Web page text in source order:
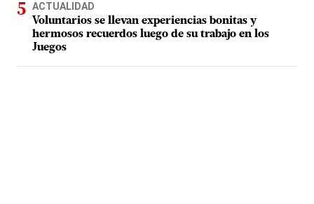
ACTUALIDAD
Voluntarios se llevan experiencias bonitas y
hermosos recuerdos luego de su trabajo en los
Juegos